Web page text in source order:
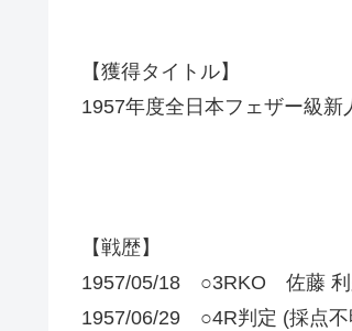
【獲得タイトル】
1957年度全日本フェザー級新
【戦歴】
1957/05/18 ○3RKO 佐藤 利
1957/06/29 ○4R判定 (採点